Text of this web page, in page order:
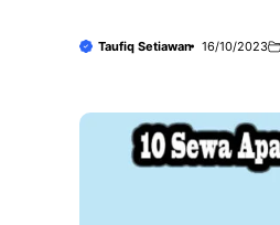
Taufiq Setiawan 16/10/2023